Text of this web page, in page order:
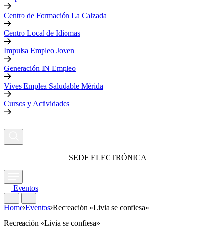
Centro de Formación La Calzada
Centro Local de Idiomas
Impulsa Empleo Joven
Generación IN Empleo
Vives Emplea Saludable Mérida
Cursos y Actividades
SEDE ELECTRÓNICA
Eventos
Home Eventos Recreación «Livia se confiesa»
Recreación «Livia se confiesa»